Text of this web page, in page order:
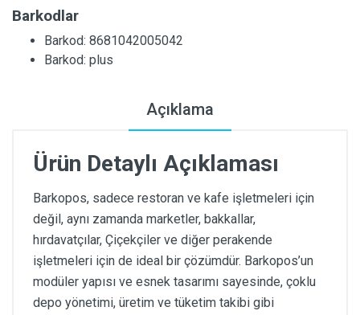
Barkodlar
Barkod: 8681042005042
Barkod: plus
Açıklama
Ürün Detaylı Açıklaması
Barkopos, sadece restoran ve kafe işletmeleri için
değil, aynı zamanda marketler, bakkallar,
hırdavatçılar, Çiçekçiler ve diğer perakende
işletmeleri için de ideal bir çözümdür. Barkopos’un
modüler yapısı ve esnek tasarımı sayesinde, çoklu
depo yönetimi, üretim ve tüketim takibi gibi